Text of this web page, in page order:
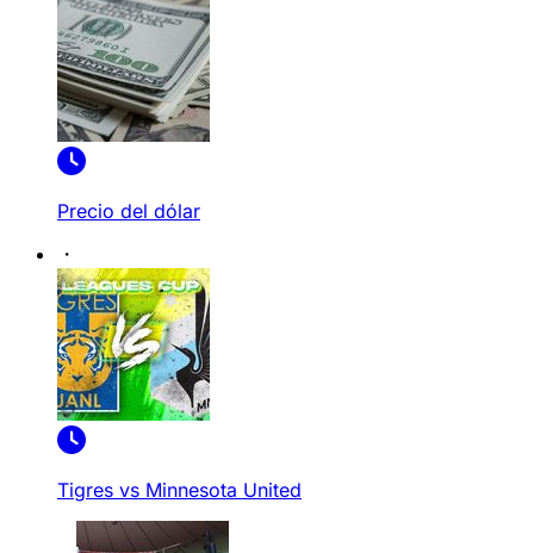
Precio del dólar
Tigres vs Minnesota United